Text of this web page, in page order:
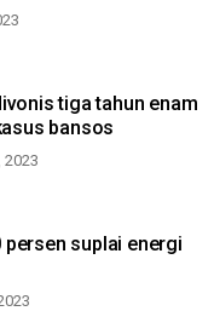
tiga tahun enam
bansos
2023
persen suplai energi